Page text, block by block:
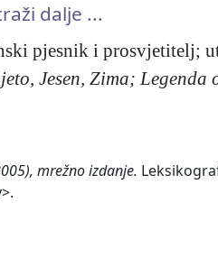
dalje ...
pjesnik i prosvjetitelj;
Jesen, Zima; Legenda
mrežno izdanje.